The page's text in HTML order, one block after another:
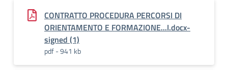
CONTRATTO PROCEDURA PERCORSI DI
ORIENTAMENTO E FORMAZIONE...I.docx-
signed (1)
pdf - 941 kb